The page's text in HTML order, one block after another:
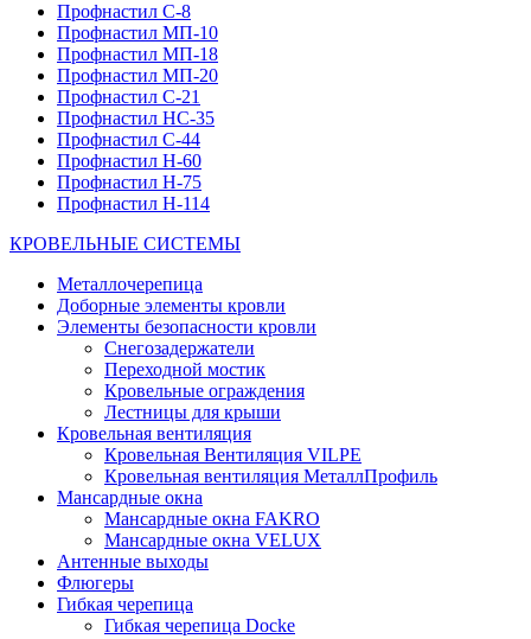
Профнастил С-8
Профнастил МП-10
Профнастил МП-18
Профнастил МП-20
Профнастил С-21
Профнастил НС-35
Профнастил С-44
Профнастил Н-60
Профнастил Н-75
Профнастил Н-114
КРОВЕЛЬНЫЕ СИСТЕМЫ
Металлочерепица
Доборные элементы кровли
Элементы безопасности кровли
Снегозадержатели
Переходной мостик
Кровельные ограждения
Лестницы для крыши
Кровельная вентиляция
Кровельная Вентиляция VILPE
Кровельная вентиляция МеталлПрофиль
Мансардные окна
Мансардные окна FAKRO
Мансардные окна VELUX
Антенные выходы
Флюгеры
Гибкая черепица
Гибкая черепица Docke